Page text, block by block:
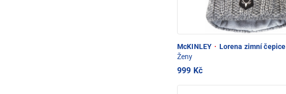
McKINLEY · Lorena zimní čepice
Ženy
999 Kč